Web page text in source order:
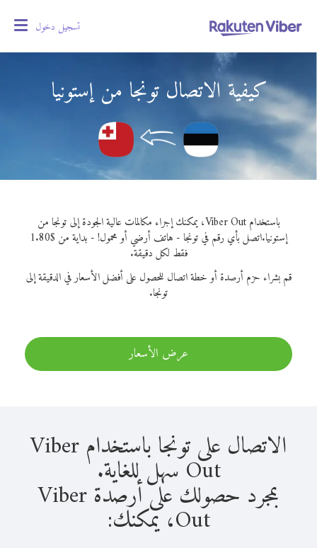
تسجيل دخول
كيفية الاتصال تونجا من إستونيا
باستخدام Viber Out، يمكنك إجراء مكالمات عالية الجودة إلى تونجا من
إستونيا.
اتصل بأي رقم في تونجا - هاتف أرضي أو محمول! - بداية من $1.80
فقط لكل دقيقة.
قم بشراء حزم أرصدة أو خطة اتصال للحصول على أفضل الأسعار في الدقيقة إلى
تونجا.
عرض الأسعار
الاتصال على تونجا باستخدام Viber
Out سهل للغاية.
بمجرد حصولك على أرصدة Viber
Out، يمكنك: